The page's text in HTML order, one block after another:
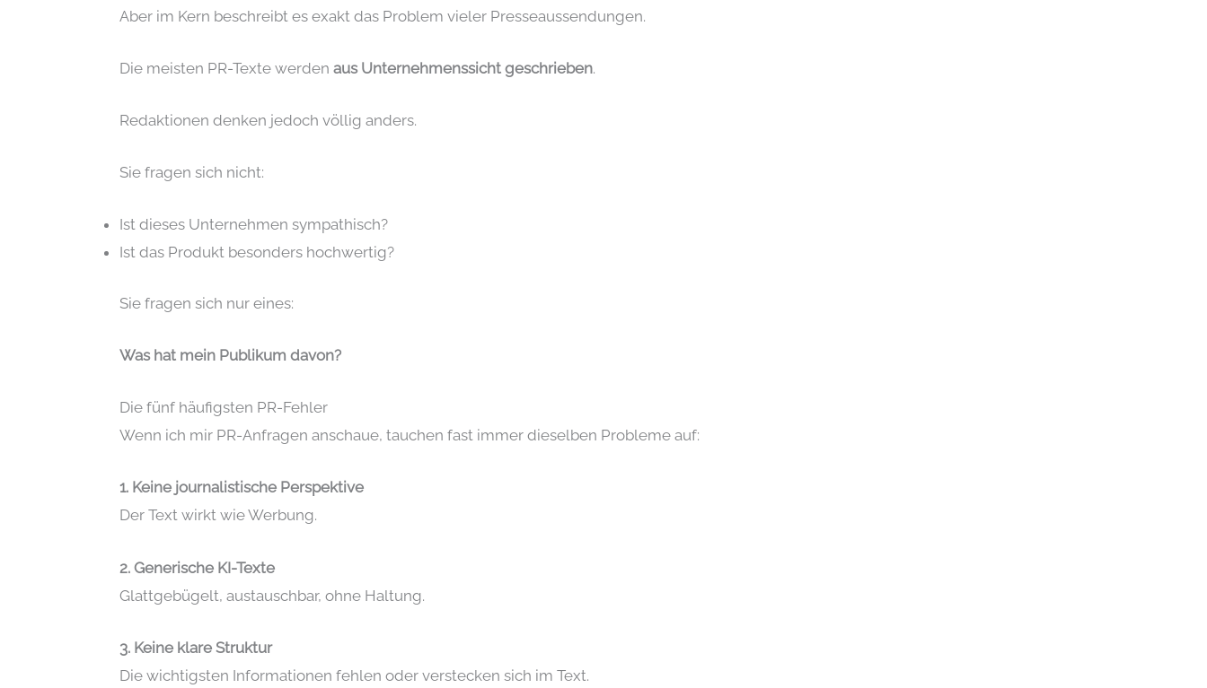
Aber im Kern beschreibt es exakt das Problem vieler Presseaussendungen.
Die meisten PR-Texte werdenaus Unternehmenssicht geschrieben.
Redaktionen denken jedoch völlig anders.
Sie fragen sich nicht:
Ist dieses Unternehmen sympathisch?
Ist das Produkt besonders hochwertig?
Sie fragen sich nur eines:
Was hat mein Publikum davon?
Die fünf häufigsten PR-Fehler
Wenn ich mir PR-Anfragen anschaue, tauchen fast immer dieselben Probleme auf:
1. Keine journalistische Perspektive
Der Text wirkt wie Werbung.
2. Generische KI-Texte
Glattgebügelt, austauschbar, ohne Haltung.
3. Keine klare Struktur
Die wichtigsten Informationen fehlen oder verstecken sich im Text.